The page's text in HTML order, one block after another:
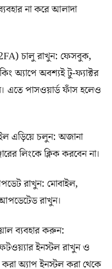
না করে আলাদা
চালু রাখুন: ফেসবুক,
অ্যাপে অবশ্যই টু-ফ্যাক্টর
এতে পাসওয়ার্ড ফাঁস হলেও
এড়িয়ে চলুন: অজানা
লিংকে ক্লিক করবেন না।
রাখুন: মোবাইল,
রাখুন।
ব্যবহার করুন:
ইনস্টল রাখুন ও
অ্যাপ ইনস্টল করা থেকে